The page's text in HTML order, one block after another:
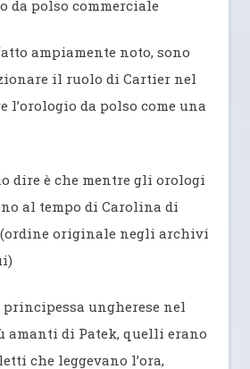
da polso commerciale
ampiamente noto, sono
il ruolo di Cartier nel
l’orologio da polso come una
dire è che mentre gli orologi
al tempo di Carolina di
(ordine originale negli archivi
ungherese nel
amanti di Patek, quelli erano
che leggevano l’ora,